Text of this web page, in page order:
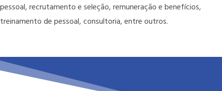
pessoal, recrutamento e seleção, remuneração e benefícios,
treinamento de pessoal, consultoria, entre outros.